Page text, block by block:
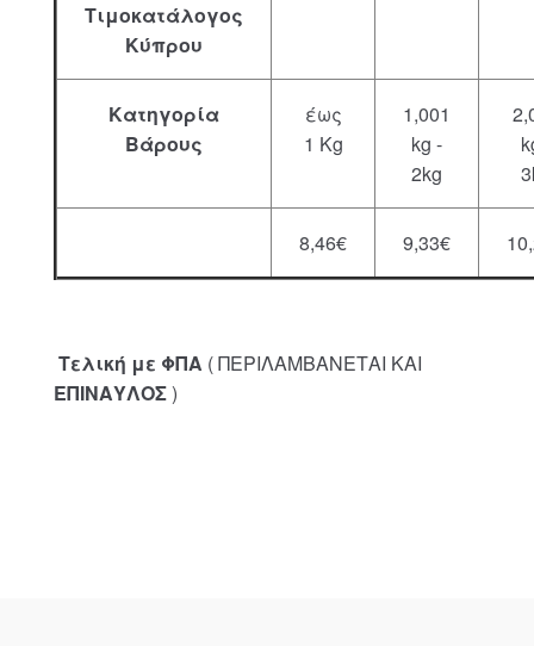
Τιμοκατάλογος
Κύπρου
Κατηγορία
Βάρους
έως
1 Kg
1,001
kg -
2kg
8,46€ 9,33€
Τελική με ΦΠΑ ( ΠΕΡΙΛΑΜΒΑΝΕΤΑΙ ΚΑΙ
ΕΠΙΝΑΥΛΟΣ)